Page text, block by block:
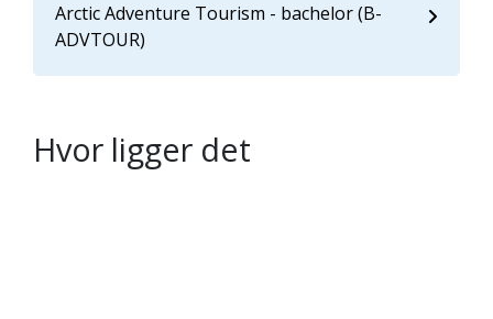
Arctic Adventure Tourism - bachelor (B-
ADVTOUR)
Hvor ligger det